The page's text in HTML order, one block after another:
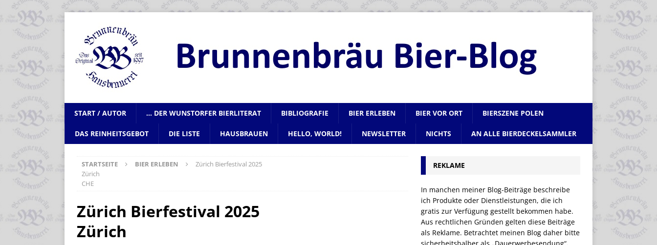
START / AUTOR … DER WUNSTORFER BIERLITERAT BIBLIOGRAFIE BIER ERLEBEN BIER VOR ORT BIERSZENE POLEN
DAS REINHEITSGEBOT DIE LISTE HAUSBRAUEN HELLO, WORLD! NEWSLETTER NICHTS AN ALLE BIERDECKELSAMMLER
STARTSEITE BIER ERLEBEN
Zürich Bierfestival 2025
Zürich
CHE
Zürich Bierfestival 2025
Zürich
REKLAME
In manchen meiner Blog-Beiträge beschreibe
ich Produkte oder Dienstleistungen, die ich
gratis zur Verfügung gestellt bekommen habe.
Aus rechtlichen Gründen gelten diese Beiträge
als Reklame. Betrachtet meinen Blog daher bitte